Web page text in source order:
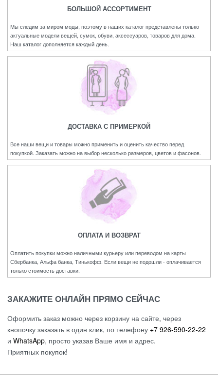
БОЛЬШОЙ АССОРТИМЕНТ
Мы следим за миром моды, поэтому в наших каталог представлены только
актуальные модели вещей, сумок, обуви, аксессуаров, товаров для дома.
Наш каталог дополняется каждый день.
ДОСТАВКА С ПРИМЕРКОЙ
Все наши вещи и товары можно применить и оценить качество перед
покупкой. Заказать можно на выбор несколько размеров, цветов и фасонов.
ОПЛАТА И ВОЗВРАТ
Оплатить покупки можно наличными курьеру или переводом на карты
Сбербанка, Альфа банка, Тинькофф. Если вещи не подошли - оплачивается
только стоимость доставки.
ЗАКАЖИТЕ ОНЛАЙН ПРЯМО СЕЙЧАС
Оформить заказ можно через корзину на сайте, через
кнопочку заказать в один клик, по телефону +7 926-590-22-22
и WhatsApp, просто указав Ваше имя и адрес.
Приятных покупок!